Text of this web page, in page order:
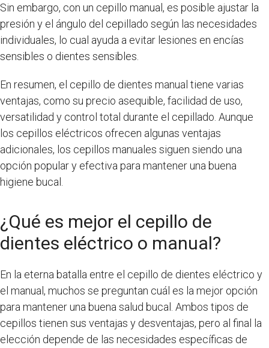
Sin embargo, con un cepillo manual, es posible ajustar la
presión y el ángulo del cepillado según las necesidades
individuales, lo cual ayuda a evitar lesiones en encías
sensibles o dientes sensibles.
En resumen, el cepillo de dientes manual tiene varias
ventajas, como su precio asequible, facilidad de uso,
versatilidad y control total durante el cepillado. Aunque
los cepillos eléctricos ofrecen algunas ventajas
adicionales, los cepillos manuales siguen siendo una
opción popular y efectiva para mantener una buena
higiene bucal.
¿Qué es mejor el cepillo de
dientes eléctrico o manual?
En la eterna batalla entre el cepillo de dientes eléctrico y
el manual, muchos se preguntan cuál es la mejor opción
para mantener una buena salud bucal. Ambos tipos de
cepillos tienen sus ventajas y desventajas, pero al final la
elección depende de las necesidades específicas de